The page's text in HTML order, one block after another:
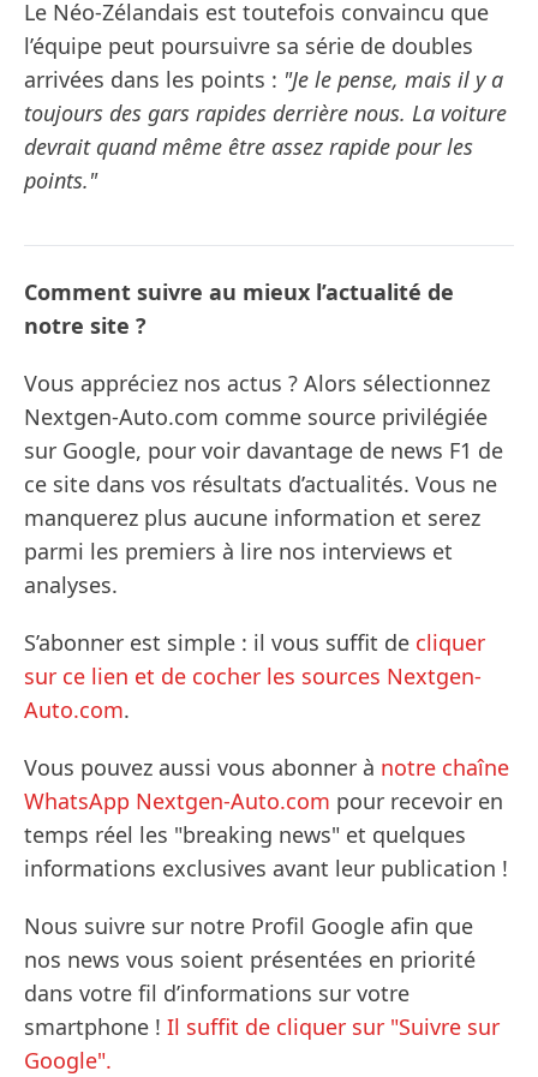
Le Néo-Zélandais est toutefois convaincu que
l’équipe peut poursuivre sa série de doubles
arrivées dans les points : "Je le pense, mais il y a
toujours des gars rapides derrière nous. La voiture
devrait quand même être assez rapide pour les
points."
Comment suivre au mieux l’actualité de
notre site ?
Vous appréciez nos actus ? Alors sélectionnez
Nextgen-Auto.com comme source privilégiée
sur Google, pour voir davantage de news F1 de
ce site dans vos résultats d’actualités. Vous ne
manquerez plus aucune information et serez
parmi les premiers à lire nos interviews et
analyses.
S’abonner est simple : il vous suffit de cliquer
sur ce lien et de cocher les sources Nextgen-
Auto.com.
Vous pouvez aussi vous abonner à notre chaîne
WhatsApp Nextgen-Auto.com pour recevoir en
temps réel les "breaking news" et quelques
informations exclusives avant leur publication !
Nous suivre sur notre Profil Google afin que
nos news vous soient présentées en priorité
dans votre fil d’informations sur votre
smartphone ! Il suffit de cliquer sur "Suivre sur
Google".